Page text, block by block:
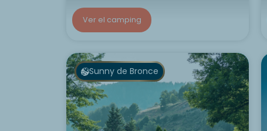
Ver el camping
Sunny de Bronce